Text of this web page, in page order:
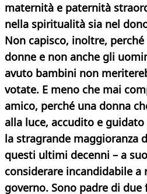
maternità e paternità
nella spiritualità sia nel
Non capisco, inoltre,
donne e non anche gli
avuto bambini non
votate. E meno che mai
amico, perché una donna
alla luce, accudito e
la stragrande maggioranza
questi ultimi decenni – a
considerare incandidabile
governo. Sono padre di